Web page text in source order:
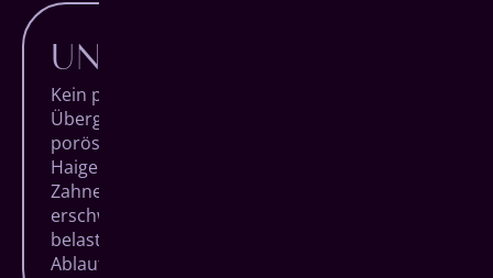
UNKOMPLIZIERTER
Kein provisorischer Zahnersatz in der
Übergangszeit. Kein künstlicher Aufbau bei
poröser Knochenstruktur. Mit All-on-4 für
Haiger entfallen einige Hürden, die
Zahnersatzbehandlungen in vielen Fällen
erschweren und für die Patienten unnötig
belastend sind. Sie erhalten einen klaren
Ablauf und die beste Behandlung.